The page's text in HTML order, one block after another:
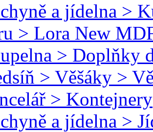
a jídelna >
> Lora New
> Doplňky
> Věšáky >
> Kontejnery
a jídelna >